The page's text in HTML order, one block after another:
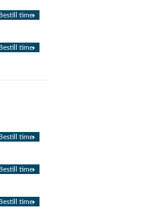
time
time
time
time
time